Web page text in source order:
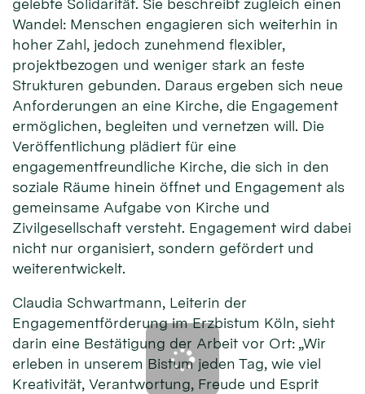
Wandel: Menschen engagieren sich weiterhin in
hoher Zahl, jedoch zunehmend flexibler,
projektbezogen und weniger stark an feste
Strukturen gebunden. Daraus ergeben sich neue
Anforderungen an eine Kirche, die Engagement
ermöglichen, begleiten und vernetzen will. Die
Veröffentlichung plädiert für eine
engagementfreundliche Kirche, die sich in den
soziale Räume hinein öffnet und Engagement als
gemeinsame Aufgabe von Kirche und
Zivilgesellschaft versteht. Engagement wird dabei
nicht nur organisiert, sondern gefördert und
weiterentwickelt.
Claudia Schwartmann, Leiterin der
Engagementförderung im Erzbistum Köln, sieht
darin eine Bestätigung der Arbeit vor Ort: „Wir
erleben in unserem Bistum jeden Tag, wie viel
Kreativität, Verantwortung, Freude und Esprit